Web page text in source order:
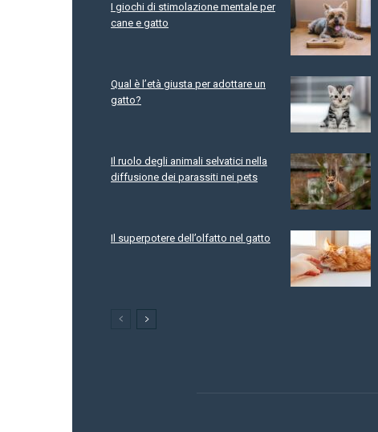
I giochi di stimolazione mentale per
cane e gatto
Qual è l’età giusta per adottare un
gatto?
Il ruolo degli animali selvatici nella
diffusione dei parassiti nei pets
Il superpotere dell’olfatto nel gatto